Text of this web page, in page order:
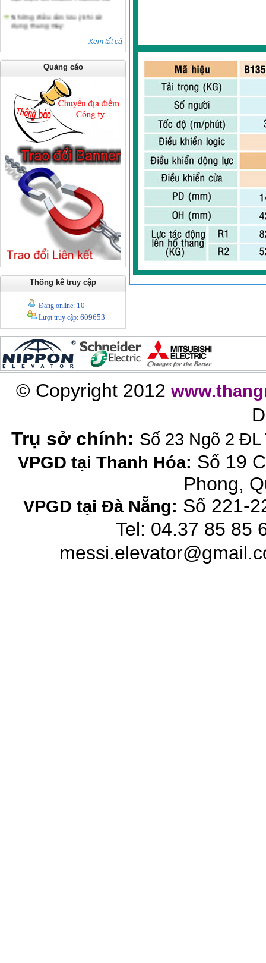
dụng thang máy
Xem tất cả
Quảng cáo
Thống kê truy cập
Đang online: 10
Lượt truy cập: 609653
© Copyright 2012
Trụ sở chính: Số 23 Ngõ 2 ĐL
VPGD tại Thanh Hóa: Số 19
Phong,
VPGD tại Đà Nẵng: Số 221-
Tel: 04.37 85 85